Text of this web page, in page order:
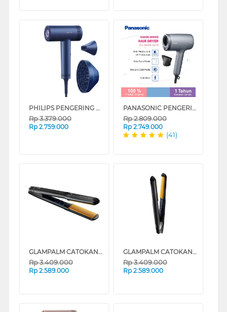
PHILIPS PENGERING RAMBUT HAIR DRYER 8000 SERIES BHD839/10
Rp3.379.000
Rp 2.759.000
PANASONIC PENGERING RAMBUT NANOCARE HAIR DRYER EH-NA9M-H415
Rp2.809.000
Rp 2.749.000
(41)
GLAMPALM CATOKAN RAMBUT HAIR STRAIGHTENER GP313AL
Rp3.409.000
Rp 2.589.000
GLAMPALM CATOKAN RAMBUT CRESCENT HAIR STRAIGHTENER GP202BL
Rp3.409.000
Rp 2.589.000